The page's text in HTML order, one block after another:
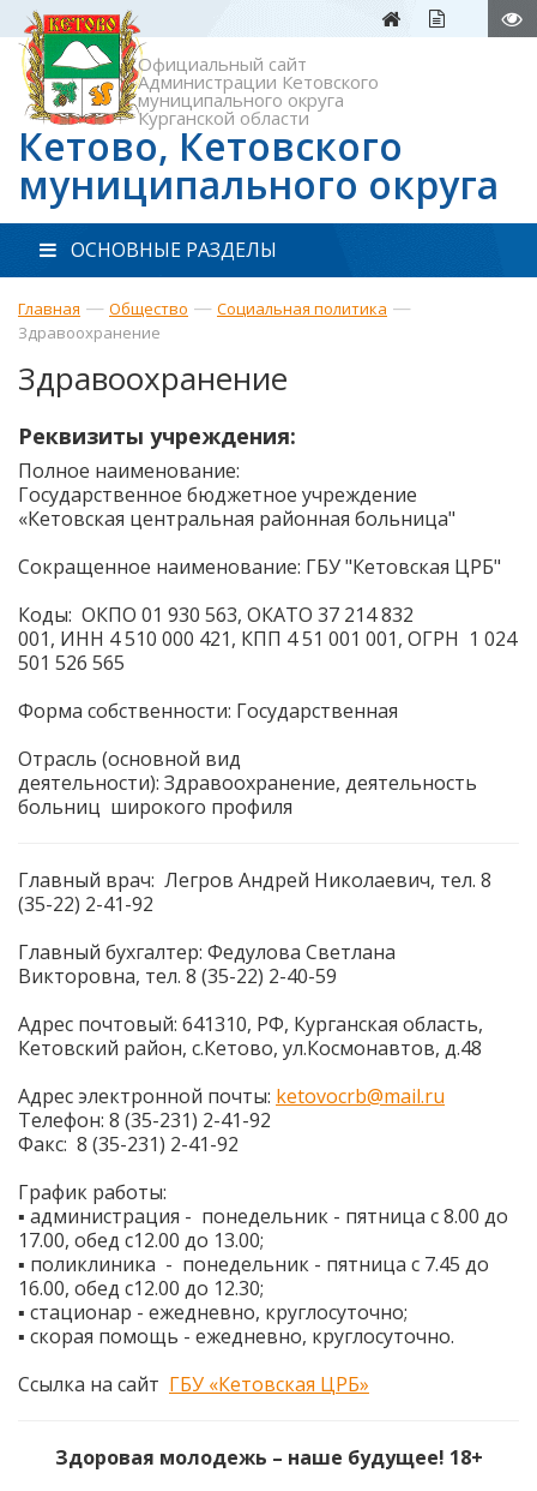
Официальный сайт
Администрации Кетовского
муниципального округа
Курганской области
Кетово, Кетовского
муниципального округа
ОСНОВНЫЕ РАЗДЕЛЫ
Главная — Общество — Социальная политика —
Здравоохранение
Здравоохранение
Реквизиты учреждения:
Полное наименование:
Государственное бюджетное учреждение
«Кетовская центральная районная больница"
Сокращенное наименование: ГБУ "Кетовская ЦРБ"
Коды: ОКПО 01 930 563, ОКАТО 37 214 832
001, ИНН 4 510 000 421, КПП 4 51 001 001, ОГРН 1 024
501 526 565
Форма собственности: Государственная
Отрасль (основной вид
деятельности): Здравоохранение, деятельность
больниц широкого профиля
Главный врач: Легров Андрей Николаевич, тел. 8
(35-22) 2-41-92
Главный бухгалтер: Федулова Светлана
Викторовна, тел. 8 (35-22) 2-40-59
Адрес почтовый: 641310, РФ, Курганская область,
Кетовский район, с.Кетово, ул.Космонавтов, д.48
Адрес электронной почты: ketovocrb@mail.ru
Телефон: 8 (35-231) 2-41-92
Факс: 8 (35-231) 2-41-92
График работы:
▪ администрация - понедельник - пятница с 8.00 до
17.00, обед с12.00 до 13.00;
▪ поликлиника - понедельник - пятница с 7.45 до
16.00, обед с12.00 до 12.30;
▪ стационар - ежедневно, круглосуточно;
▪ скорая помощь - ежедневно, круглосуточно.
Ссылка на сайт ГБУ «Кетовская ЦРБ»
Здоровая молодежь – наше будущее! 18+